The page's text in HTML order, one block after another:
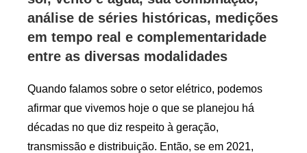
análise de séries históricas, medições
em tempo real e complementaridade
entre as diversas modalidades
Quando falamos sobre o setor elétrico, podemos
afirmar que vivemos hoje o que se planejou há
décadas no que diz respeito à geração,
transmissão e distribuição. Então, se em 2021,